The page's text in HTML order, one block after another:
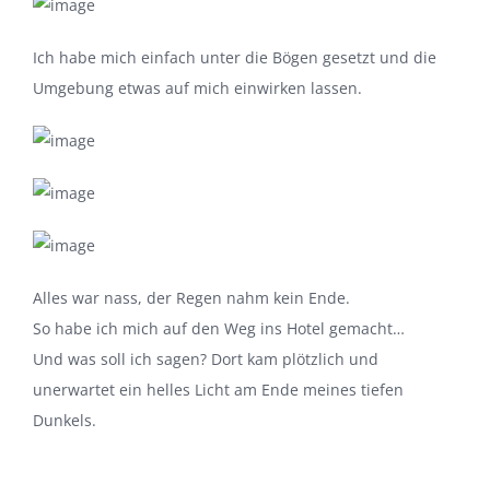
Ich habe mich einfach unter die Bögen gesetzt und die
Umgebung etwas auf mich einwirken lassen.
Alles war nass, der Regen nahm kein Ende.
So habe ich mich auf den Weg ins Hotel gemacht…
Und was soll ich sagen? Dort kam plötzlich und
unerwartet ein helles Licht am Ende meines tiefen
Dunkels.